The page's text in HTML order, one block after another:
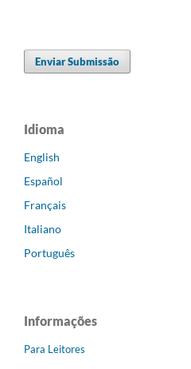
Enviar Submissão
Idioma
English
Español
Français
Italiano
Português
Informações
Para Leitores